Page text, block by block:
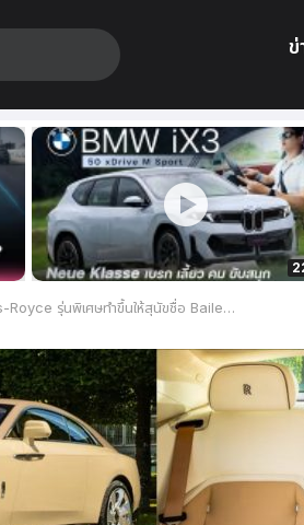
ข่
รุ่นพิเศษทำขึ้นให้สุนัขชื่อ Bailey โดยเฉพาะ